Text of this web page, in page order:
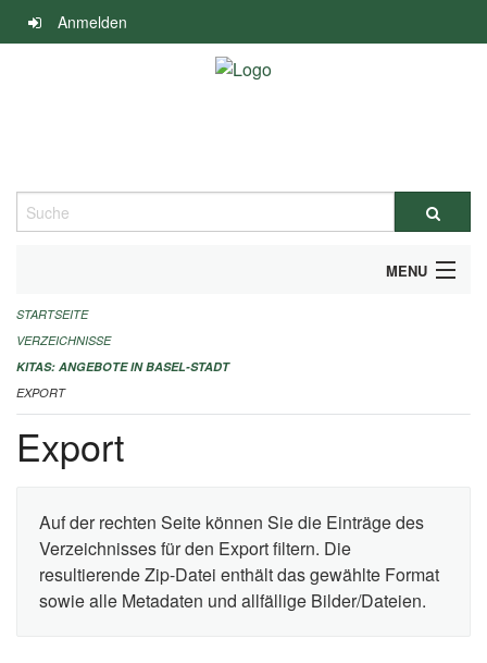
Navigation
überspringen
Anmelden
Suche
MENU
ALLGEMEINE INFORMATIONEN
IMPRESSUM
STARTSEITE
VERZEICHNISSE
KITAS: ANGEBOTE IN BASEL-STADT
EXPORT
Export
Auf der rechten Seite können Sie die Einträge des
Verzeichnisses für den Export filtern. Die
resultierende Zip-Datei enthält das gewählte Format
sowie alle Metadaten und allfällige Bilder/Dateien.